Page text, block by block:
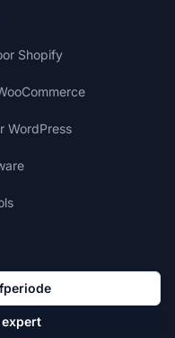
Shopify
WordPress
expert